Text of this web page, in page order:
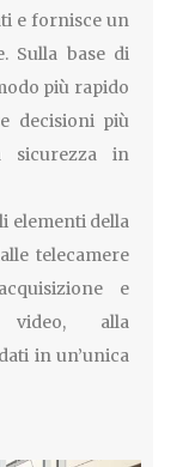
e fornisce un
Sulla base di
più rapido
decisioni più
sicurezza in
elementi della
telecamere
e
video, alla
in un’unica